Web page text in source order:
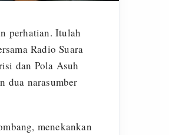
perhatian. Itulah
Radio Suara
dan Pola Asuh
dua narasumber
menekankan